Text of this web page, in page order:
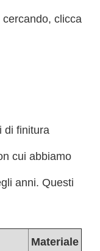
clicca
di finitura
cui abbiamo
anni. Questi
Materiale